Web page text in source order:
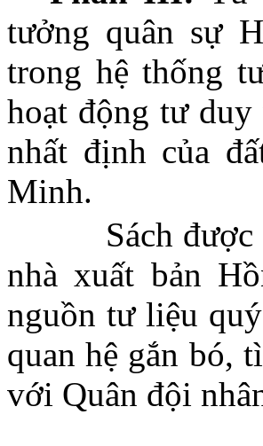
tưởng quân sự
trong hệ thống
hoạt động tư
nhất định của
Minh.
Sách được in
nhà xuất bản
nguồn tư liệu
quan hệ gắn bó,
với Quân đội